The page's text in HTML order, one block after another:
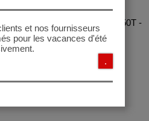
- PT6F - PT7E - PT7CE - 750T -
- TM5 - TM6
modèles suivants:
et nos fournisseurs
pour les vacances d'été
.